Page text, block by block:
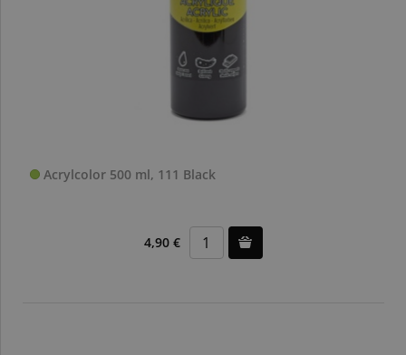
Acrylcolor 500 ml, 111 Black
4,90 €